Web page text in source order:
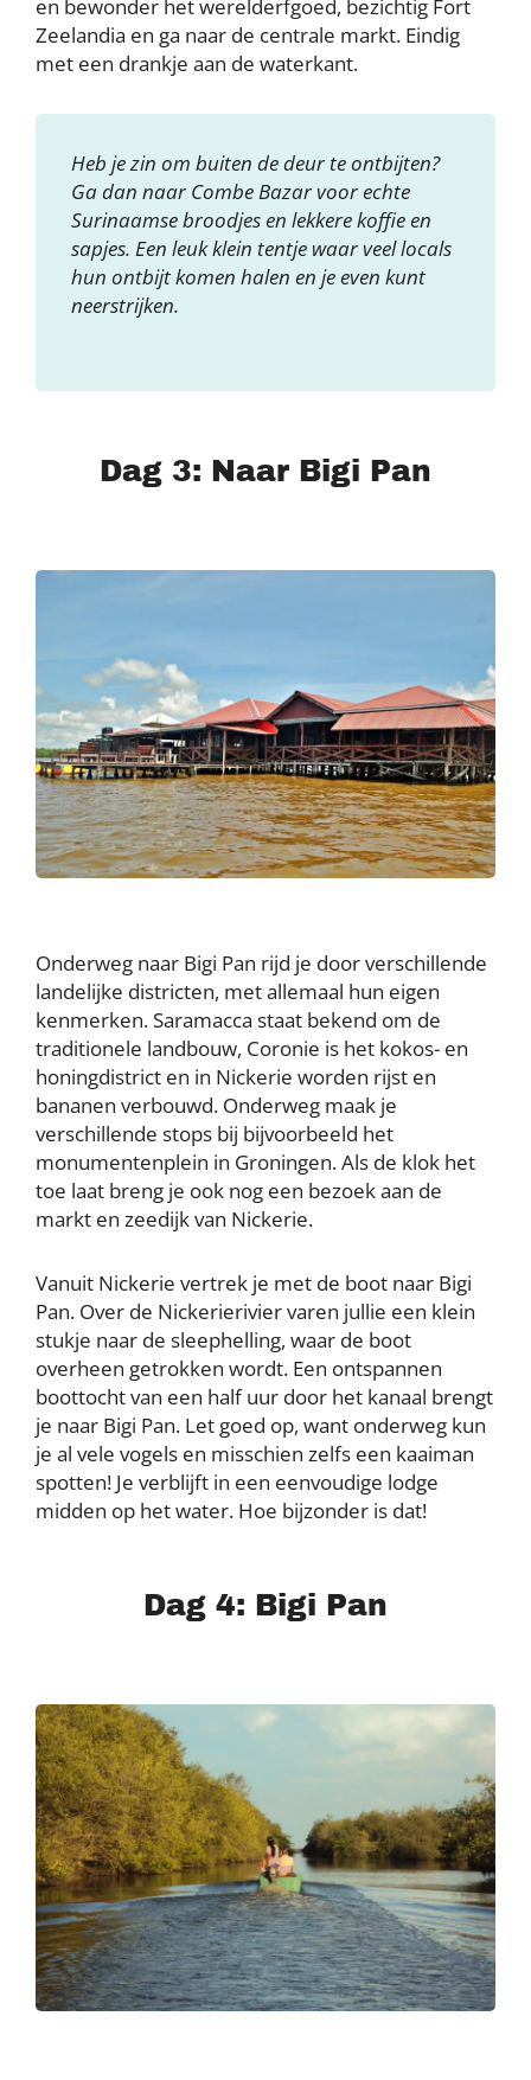
en bewonder het werelderfgoed, bezichtig Fort
Zeelandia en ga naar de centrale markt. Eindig
met een drankje aan de waterkant.
Heb je zin om buiten de deur te ontbijten?
Ga dan naar Combe Bazar voor echte
Surinaamse broodjes en lekkere koffie en
sapjes. Een leuk klein tentje waar veel locals
hun ontbijt komen halen en je even kunt
neerstrijken.
Dag 3: Naar Bigi Pan
Onderweg naar Bigi Pan rijd je door verschillende
landelijke districten, met allemaal hun eigen
kenmerken. Saramacca staat bekend om de
traditionele landbouw, Coronie is het kokos- en
honingdistrict en in Nickerie worden rijst en
bananen verbouwd. Onderweg maak je
verschillende stops bij bijvoorbeeld het
monumentenplein in Groningen. Als de klok het
toe laat breng je ook nog een bezoek aan de
markt en zeedijk van Nickerie.
Vanuit Nickerie vertrek je met de boot naar Bigi
Pan. Over de Nickerierivier varen jullie een klein
stukje naar de sleephelling, waar de boot
overheen getrokken wordt. Een ontspannen
boottocht van een half uur door het kanaal brengt
je naar Bigi Pan. Let goed op, want onderweg kun
je al vele vogels en misschien zelfs een kaaiman
spotten! Je verblijft in een eenvoudige lodge
midden op het water. Hoe bijzonder is dat!
Dag 4: Bigi Pan